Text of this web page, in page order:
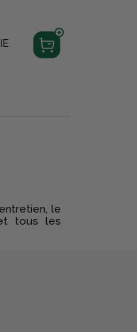
le
tous les